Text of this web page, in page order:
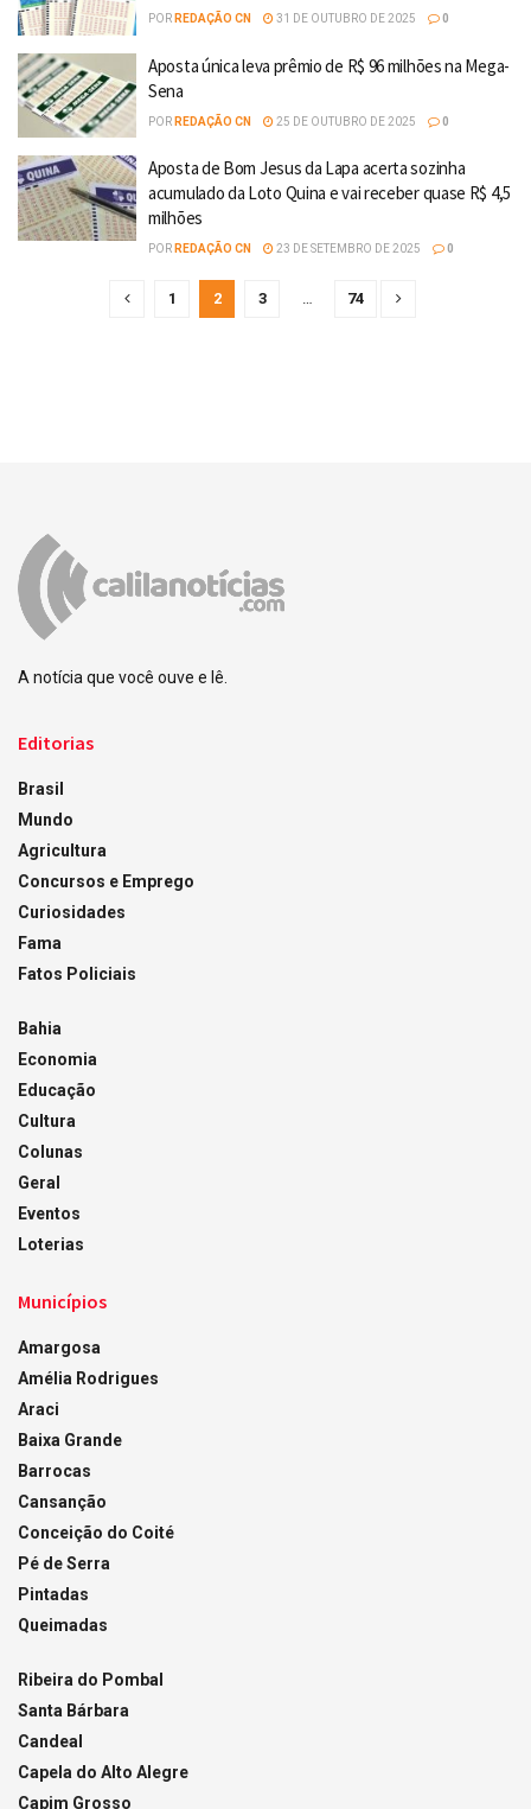
POR REDAÇÃO CN 31 DE OUTUBRO DE 2025 0
Aposta única leva prêmio de R$ 96 milhões na Mega-
Sena
POR REDAÇÃO CN 25 DE OUTUBRO DE 2025 0
Aposta de Bom Jesus da Lapa acerta sozinha
acumulado da Loto Quina e vai receber quase R$ 4,5
milhões
POR REDAÇÃO CN 23 DE SETEMBRO DE 2025 0
1 2 3 … 74
A notícia que você ouve e lê.
Editorias
Brasil
Mundo
Agricultura
Concursos e Emprego
Curiosidades
Fama
Fatos Policiais
Bahia
Economia
Educação
Cultura
Colunas
Geral
Eventos
Loterias
Municípios
Amargosa
Amélia Rodrigues
Araci
Baixa Grande
Barrocas
Cansanção
Conceição do Coité
Pé de Serra
Pintadas
Queimadas
Ribeira do Pombal
Santa Bárbara
Candeal
Capela do Alto Alegre
Capim Grosso